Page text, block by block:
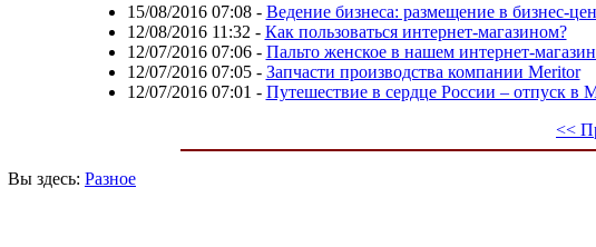
15/08/2016 07:08- Ведение бизнеса: размещение в бизнес-
12/08/2016 11:32 - Как пользоваться интернет-магазином?
12/07/2016 07:06- Пальто женское в нашем интернет-
12/07/2016 07:05- Запчасти производства компании Meritor
12/07/2016 07:01 - Путешествие в сердце России – отпуск в
<<
Вы здесь: Разное